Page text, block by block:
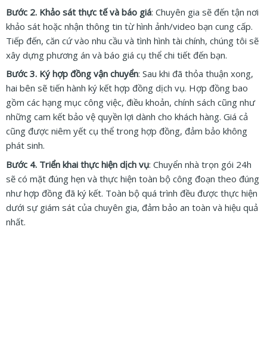
Bước 2. Khảo sát thực tế và báo giá: Chuyên gia sẽ đến tận nơi
khảo sát hoặc nhận thông tin từ hình ảnh/video bạn cung cấp.
Tiếp đến, căn cứ vào nhu cầu và tình hình tài chính, chúng tôi sẽ
xây dựng phương án và báo giá cụ thể chi tiết đến bạn.
Bước 3. Ký hợp đồng vận chuyển: Sau khi đã thỏa thuận xong,
hai bên sẽ tiến hành ký kết hợp đồng dịch vụ. Hợp đồng bao
gồm các hạng mục công việc, điều khoản, chính sách cũng như
những cam kết bảo vệ quyền lợi dành cho khách hàng. Giá cả
cũng được niêm yết cụ thể trong hợp đồng, đảm bảo không
phát sinh.
Bước 4. Triển khai thực hiện dịch vụ: Chuyển nhà trọn gói 24h
sẽ có mặt đúng hẹn và thực hiện toàn bộ công đoạn theo đúng
như hợp đồng đã ký kết. Toàn bộ quá trình đều được thực hiện
dưới sự giám sát của chuyên gia, đảm bảo an toàn và hiệu quả
nhất.